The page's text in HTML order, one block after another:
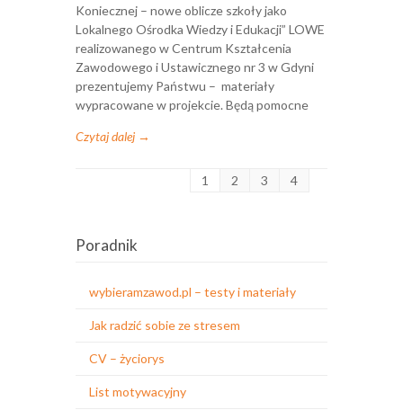
Koniecznej – nowe oblicze szkoły jako
Lokalnego Ośrodka Wiedzy i Edukacji” LOWE
realizowanego w Centrum Kształcenia
Zawodowego i Ustawicznego nr 3 w Gdyni
prezentujemy Państwu – materiały
wypracowane w projekcie. Będą pomocne
Czytaj dalej →
1 2 3 4
Poradnik
wybieramzawod.pl – testy i materiały
Jak radzić sobie ze stresem
CV – życiorys
List motywacyjny